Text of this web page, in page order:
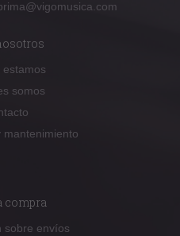
estamos
somos
mantenimiento
compra
sobre envíos